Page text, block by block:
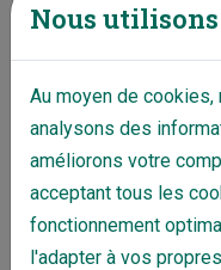
commerciale.
gagnant qui
nôtre.
Demandez
Contactez-
Nous
Au moyen de
analysons des
améliorons votre
acceptant tous les
fonctionnement
l'adapter à vos